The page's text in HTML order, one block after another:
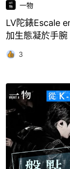
一物
LV陀錶Escale
加生態凝於手腕
3